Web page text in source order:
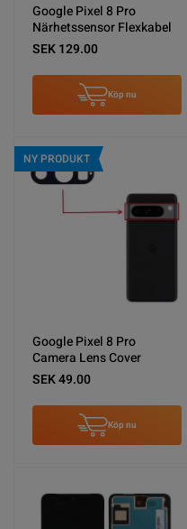
Google Pixel 8 Pro
Närhetssensor Flexkabel
SEK 129.00
Köp nu
NY PRODUKT
Google Pixel 8 Pro
Camera Lens Cover
SEK 49.00
Köp nu